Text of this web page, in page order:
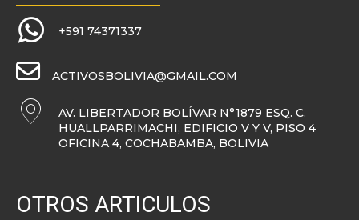
+591 74371337
ACTIVOSBOLIVIA@GMAIL.COM
AV. LIBERTADOR BOLÍVAR N°1879 ESQ. C.
HUALLPARRIMACHI, EDIFICIO V Y V, PISO 4
OFICINA 4, COCHABAMBA, BOLIVIA
OTROS ARTICULOS